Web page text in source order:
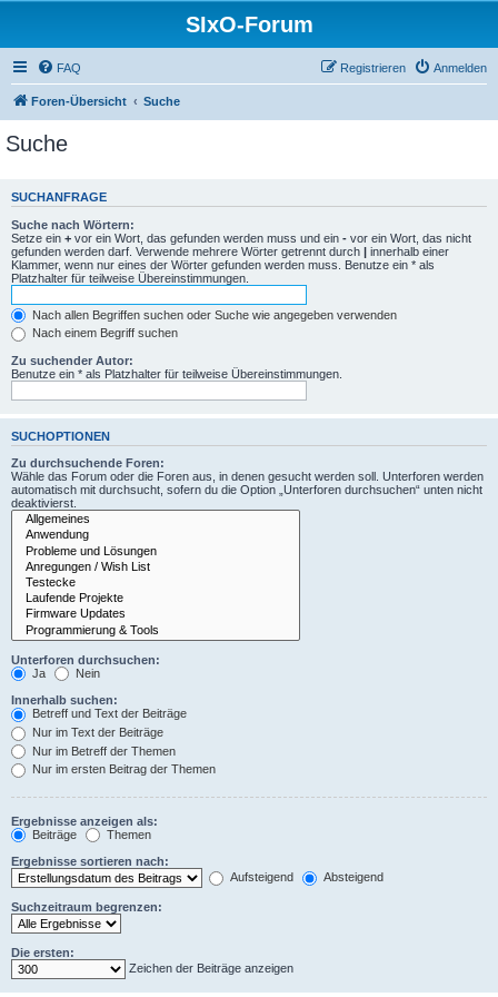
SIxO-Forum
FAQ Anmelden
Registrieren
Foren-Übersicht Suche
Suche
SUCHANFRAGE
Suche nach Wörtern:
Setze ein + vor ein Wort, das gefunden werden muss und ein - vor ein Wort, das nicht
gefunden werden darf. Verwende mehrere Wörter getrennt durch | innerhalb einer
Klammer, wenn nur eines der Wörter gefunden werden muss. Benutze ein * als
Platzhalter für teilweise Übereinstimmungen.
Nach allen Begriffen suchen oder Suche wie angegeben verwenden
Nach einem Begriff suchen
Zu suchender Autor:
Benutze ein * als Platzhalter für teilweise Übereinstimmungen.
SUCHOPTIONEN
Zu durchsuchende Foren:
Wähle das Forum oder die Foren aus, in denen gesucht werden soll. Unterforen werden
automatisch mit durchsucht, sofern du die Option „Unterforen durchsuchen“ unten nicht
deaktivierst.
Unterforen durchsuchen:
Ja
Nein
Innerhalb suchen:
Betreff und Text der Beiträge
Nur im Text der Beiträge
Nur im Betreff der Themen
Nur im ersten Beitrag der Themen
Ergebnisse anzeigen als:
Beiträge
Themen
Ergebnisse sortieren nach:
Aufsteigend
Absteigend
Suchzeitraum begrenzen:
Die ersten:
Zeichen der Beiträge anzeigen